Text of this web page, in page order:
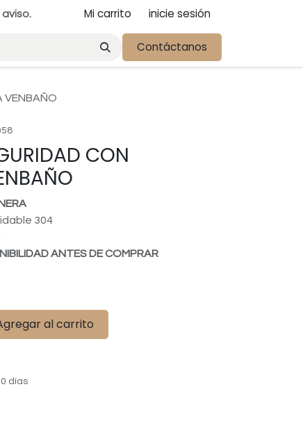
Mi carrito inicie sesión
Contáctanos
VENBAÑO
CON
304
ANTES DE COMPRAR
al carrito
días